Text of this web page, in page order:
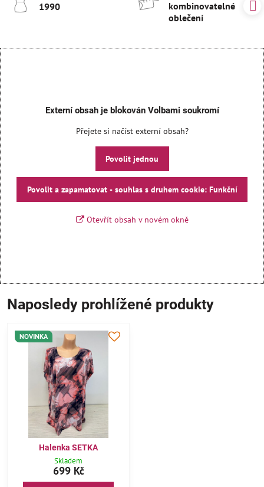
1990
kombinovatelné
oblečení
Externí obsah je blokován Volbami soukromí
Přejete si načíst externí obsah?
Povolit jednou
Povolit a zapamatovat - souhlas s druhem cookie: Funkční
Otevřít obsah v novém okně
Naposledy prohlížené produkty
NOVINKA
Halenka SETKA
Skladem
699 Kč